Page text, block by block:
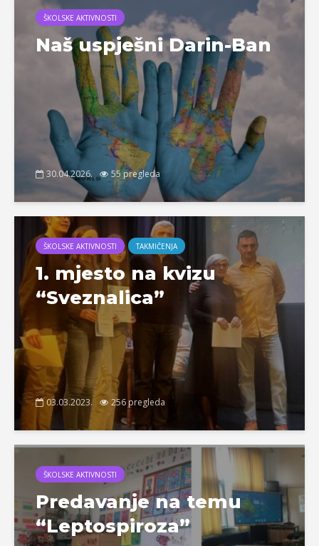
ŠKOLSKE AKTIVNOSTI
Naš uspješni Darin-Ban
30.04.2026. 55 pregleda
ŠKOLSKE AKTIVNOSTI TAKMIČENJA
1. mjesto na kvizu
“Sveznalica”
03.03.2023. 256 pregleda
ŠKOLSKE AKTIVNOSTI
Predavanje na temu
“Leptospiroza”